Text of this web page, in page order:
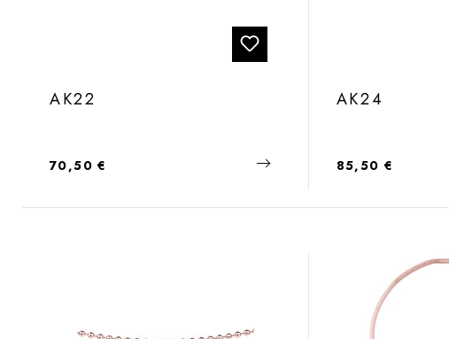
AK22
Regulärer Preis:
70,50 €
AK24
Regulärer Preis:
85,50 €